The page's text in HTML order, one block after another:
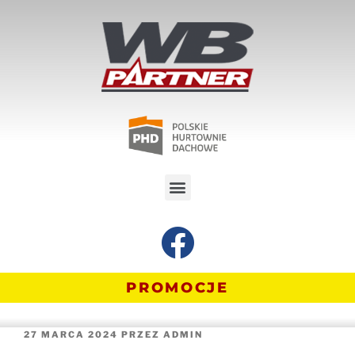
PROMOCJE
27 MARCA 2024 PRZEZ ADMIN